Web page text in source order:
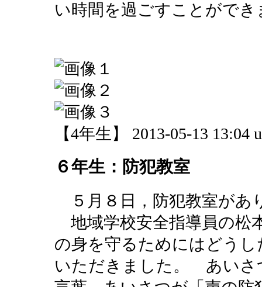
い時間を過ごすことができ
【4年生】 2013-05-13 13:04
６年生：防犯教室
５月８日，防犯教室があ
地域学校安全指導員の松
の身を守るためにはどう
いただきました。 あいさ